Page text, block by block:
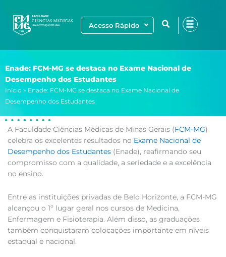
para
Acesso Rápido
Enade: FCM-MG se destaca no Exame Nacional de
Desempenho dos Estudantes
Início » Enade: FCM-MG se destaca no Exame Nacional de
Desempenho dos Estudantes
A Faculdade Ciências Médicas de Minas Gerais (FCM-MG)
celebra os excelentes resultados no Exame Nacional de
Desempenho dos Estudantes (Enade), reafirmando seu
compromisso com a qualidade, a seriedade e a excelência
no ensino.
Entre as instituições privadas de Belo Horizonte, a FCM-MG
alcançou o 1º lugar geral nos cursos de Medicina,
Enfermagem e Fisioterapia. Além disso, as graduações
também conquistaram colocações importante em níveis
estadual e nacional.